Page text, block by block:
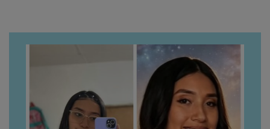
“Am suflet mare. Eu am
ajutat-o.”